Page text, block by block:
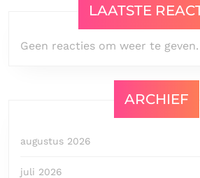
LAATSTE
Geen reacties om weer te geven.
ARCHIEF
augustus 2026
juli 2026